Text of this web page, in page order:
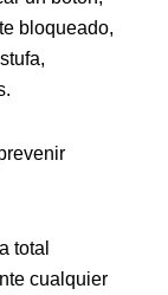
bloqueado,
total
cualquier